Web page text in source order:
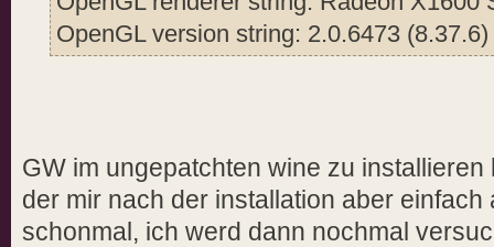
OpenGL version string: 2.0.6473 (8.37.6)
GW im ungepatchten wine zu
der mir nach der installation aber einfach
schonmal, ich werd dann nochmal